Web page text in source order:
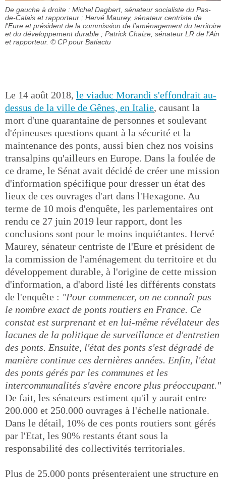
De gauche à droite : Michel Dagbert, sénateur socialiste du Pas-
de-Calais et rapporteur ; Hervé Maurey, sénateur centriste de
l'Eure et président de la commission de l'aménagement du territoire
et du développement durable ; Patrick Chaize, sénateur LR de l'Ain
et rapporteur. © CP pour Batiactu
Le 14 août 2018, le viaduc Morandi s'effondrait au-
dessus de la ville de Gênes, en Italie, causant la
mort d'une quarantaine de personnes et soulevant
d'épineuses questions quant à la sécurité et la
maintenance des ponts, aussi bien chez nos voisins
transalpins qu'ailleurs en Europe. Dans la foulée de
ce drame, le Sénat avait décidé de créer une mission
d'information spécifique pour dresser un état des
lieux de ces ouvrages d'art dans l'Hexagone. Au
terme de 10 mois d'enquête, les parlementaires ont
rendu ce 27 juin 2019 leur rapport, dont les
conclusions sont pour le moins inquiétantes. Hervé
Maurey, sénateur centriste de l'Eure et président de
la commission de l'aménagement du territoire et du
développement durable, à l'origine de cette mission
d'information, a d'abord listé les différents constats
de l'enquête : "Pour commencer, on ne connaît pas
le nombre exact de ponts routiers en France. Ce
constat est surprenant et en lui-même révélateur des
lacunes de la politique de surveillance et d'entretien
des ponts. Ensuite, l'état des ponts s'est dégradé de
manière continue ces dernières années. Enfin, l'état
des ponts gérés par les communes et les
intercommunalités s'avère encore plus préoccupant."
De fait, les sénateurs estiment qu'il y aurait entre
200.000 et 250.000 ouvrages à l'échelle nationale.
Dans le détail, 10% de ces ponts routiers sont gérés
par l'Etat, les 90% restants étant sous la
responsabilité des collectivités territoriales.
Plus de 25.000 ponts présenteraient une structure en